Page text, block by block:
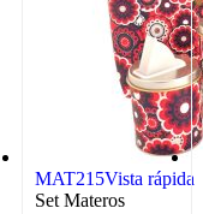
MAT215Vista rápida
Set Materos